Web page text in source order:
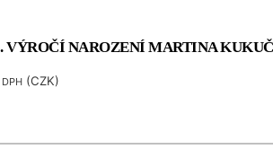
VÝROČÍ NAROZENÍ MARTINA
(CZK)